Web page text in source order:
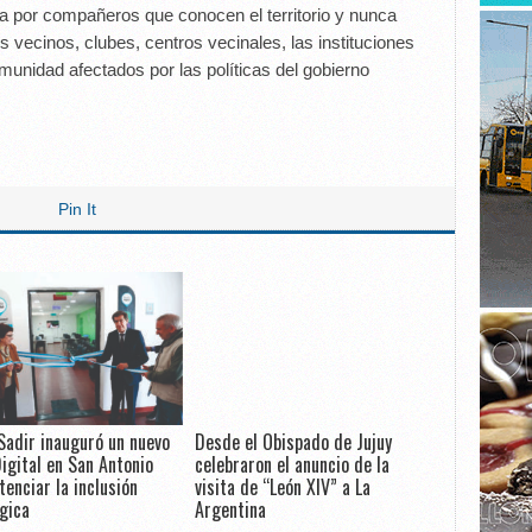
por compañeros que conocen el territorio y nunca
vecinos, clubes, centros vecinales, las instituciones
afectados por las políticas del gobierno
Pin It
inauguró un nuevo
en San Antonio
la inclusión
Desde el Obispado de Jujuy
celebraron el anuncio de la
visita de “León XIV” a La
Argentina